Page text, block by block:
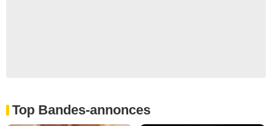
Top Bandes-annonces